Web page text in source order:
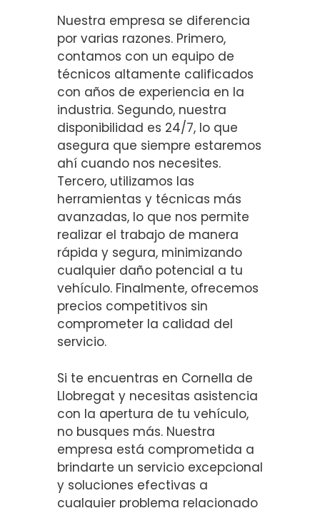
Nuestra empresa se diferencia
por varias razones. Primero,
contamos con un equipo de
técnicos altamente calificados
con años de experiencia en la
industria. Segundo, nuestra
disponibilidad es 24/7, lo que
asegura que siempre estaremos
ahí cuando nos necesites.
Tercero, utilizamos las
herramientas y técnicas más
avanzadas, lo que nos permite
realizar el trabajo de manera
rápida y segura, minimizando
cualquier daño potencial a tu
vehículo. Finalmente, ofrecemos
precios competitivos sin
comprometer la calidad del
servicio.
Si te encuentras en Cornella de
Llobregat y necesitas asistencia
con la apertura de tu vehículo,
no busques más. Nuestra
empresa está comprometida a
brindarte un servicio excepcional
y soluciones efectivas a
cualquier problema relacionado